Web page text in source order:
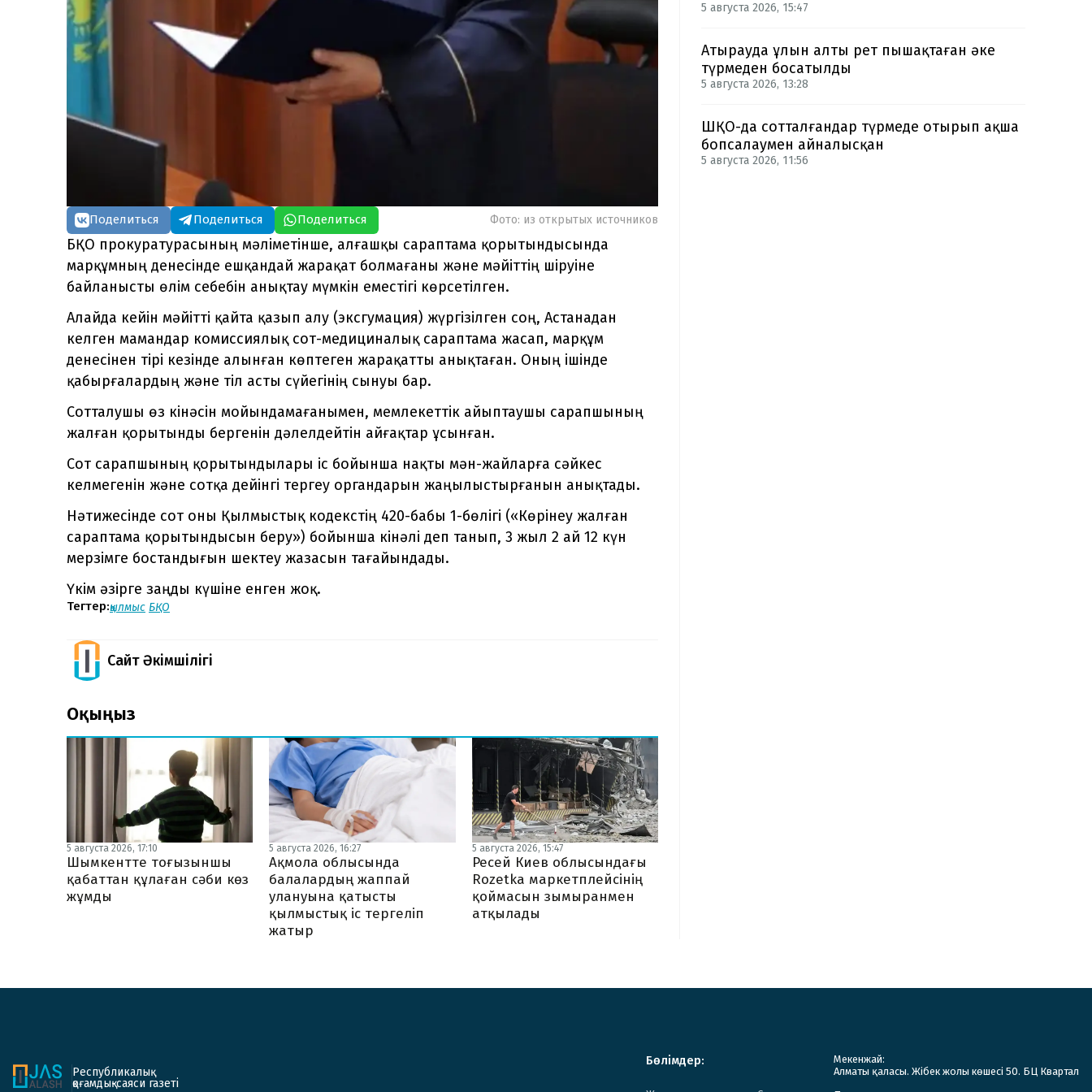
Поделиться Поделиться Поделиться Фото: из открытых источников
БҚО прокуратурасының мәліметінше, алғашқы сараптама қорытындысында
марқұмның денесінде ешқандай жарақат болмағаны және мәйіттің шіруіне
байланысты өлім себебін анықтау мүмкін еместігі көрсетілген.
Алайда кейін мәйітті қайта қазып алу (эксгумация) жүргізілген соң, Астанадан
келген мамандар комиссиялық сот-медициналық сараптама жасап, марқұм
денесінен тірі кезінде алынған көптеген жарақатты анықтаған. Оның ішінде
қабырғалардың және тіл асты сүйегінің сынуы бар.
Сотталушы өз кінәсін мойындамағанымен, мемлекеттік айыптаушы сарапшының
жалған қорытынды бергенін дәлелдейтін айғақтар ұсынған.
Сот сарапшының қорытындылары іс бойынша нақты мән-жайларға сәйкес
келмегенін және сотқа дейінгі тергеу органдарын жаңылыстырғанын анықтады.
Нәтижесінде сот оны Қылмыстық кодекстің 420-бабы 1-бөлігі («Көрінеу жалған
сараптама қорытындысын беру») бойынша кінәлі деп танып, 3 жыл 2 ай 12 күн
мерзімге бостандығын шектеу жазасын тағайындады.
Үкім әзірге заңды күшіне енген жоқ.
Тегтер:қылмыс БҚО
Сайт Әкімшілігі
Оқыңыз
5 августа 2026, 17:10
Шымкентте тоғызыншы
қабаттан құлаған сәби көз
жұмды
5 августа 2026, 16:27
Ақмола облысында
балалардың жаппай
улануына қатысты
қылмыстық іс тергеліп
жатыр
5 августа 2026, 15:47
Ресей Киев облысындағы
Rozetka маркетплейсінің
қоймасын зымыранмен
атқылады
5 августа 2026, 15:47
Атырауда ұлын алты рет пышақтаған әке
түрмеден босатылды
5 августа 2026, 13:28
ШҚО-да сотталғандар түрмеде отырып ақша
бопсалаумен айналысқан
5 августа 2026, 11:56
Республикалық
қоғамдық-саяси газеті
Бөлімдер:
Мекенжай:
Алматы қаласы. Жібек жолы көшесі 50. БЦ Квартал